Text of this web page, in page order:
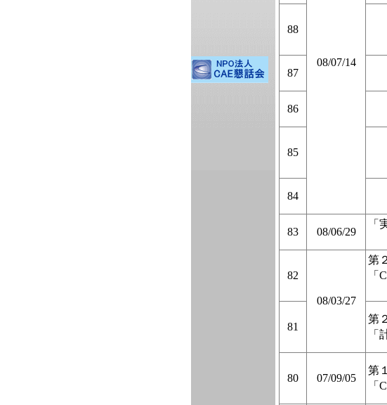
08/07/14
88
87
86
85
84
83 08/06/29
82
08/03/27
第
「
--
81
第
「
80 07/09/05
第
「